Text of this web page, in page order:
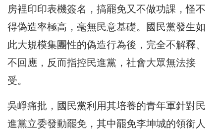
房裡印印表機簽名，搞罷免又不做功課，怪不
得偽造率極高，毫無民意基礎。國民黨發生如
此大規模集團性的偽造行為後，完全不解釋、
不回應，反而指控民進黨，社會大眾無法接
受。
吳崢痛批，國民黨利用其培養的青年軍針對民
進黨立委發動罷免，其中罷免李坤城的領銜人